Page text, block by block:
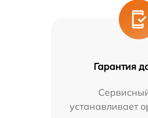
Гарантия
устанавливает